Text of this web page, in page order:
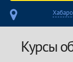
Курсы